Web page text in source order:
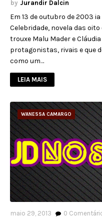
Jurandir Dalcin
Em 13 de outubro de 2003
Celebridade, novela das
trouxe Malu Mader e
protagonistas, rivais e que
como um…
LEIA MAIS
WANESSA CAMARGO
maio 29, 2013 0